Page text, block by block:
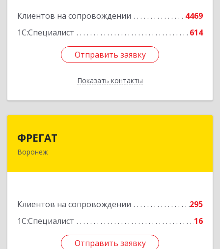
Клиентов на сопровождении
4469
1С:Специалист
614
Отправить заявку
Показать контакты
Отправить заявку
Назад
ФРЕГАТ
Воронеж
Клиентов на сопровождении
295
1С:Специалист
16
Отправить заявку
Отправить заявку